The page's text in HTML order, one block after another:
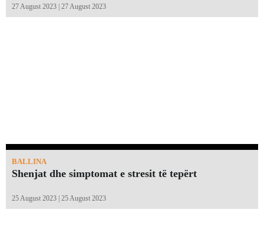
27 August 2023 | 27 August 2023
BALLINA
Shenjat dhe simptomat e stresit të tepërt
25 August 2023 | 25 August 2023